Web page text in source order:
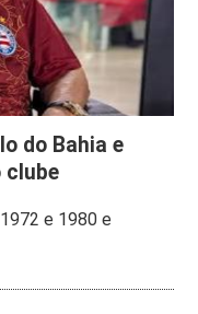
do Bahia e
clube
e 1980 e